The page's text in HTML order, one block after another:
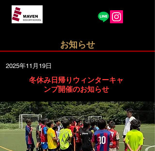
​お知らせ
2025年11月19日
冬休み日帰りウィンターキャ
ンプ開催のお知らせ